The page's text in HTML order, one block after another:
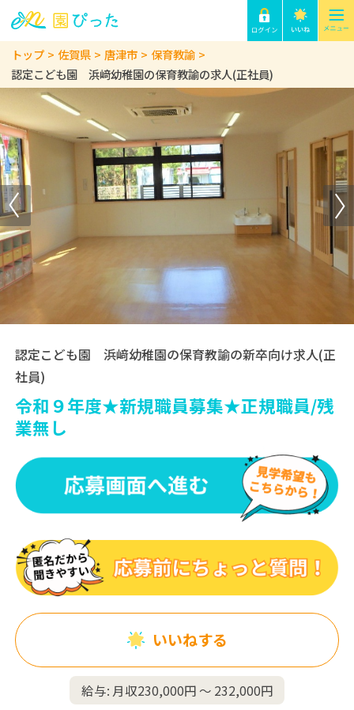
トップ 佐賀県 唐津市
保育教諭
認定こども園 浜﨑幼稚園の保育教諭の求人(正社員)
認定こども園 浜﨑幼稚園の保育教諭の新卒向け求人(正
社員)
令和９年度★新規職員募集★正規職員/残
業無し
いいねする
給与: 月収230,000円 〜 232,000円